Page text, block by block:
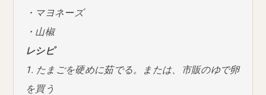
・マヨネーズ
・山椒
レシピ
1. たまごを硬めに茹でる。または、市販のゆで卵
を買う